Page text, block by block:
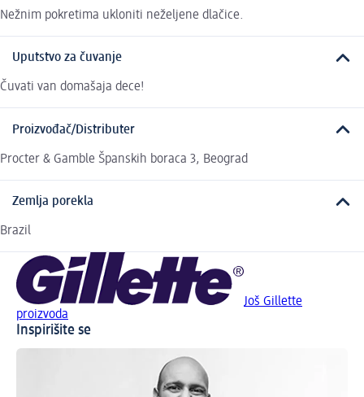
Nežnim pokretima ukloniti neželjene dlačice.
Uputstvo za čuvanje
Čuvati van domašaja dece!
Proizvođač/Distributer
Procter & Gamble Španskih boraca 3, Beograd
Zemlja porekla
Brazil
Još Gillette
proizvoda
Inspirišite se